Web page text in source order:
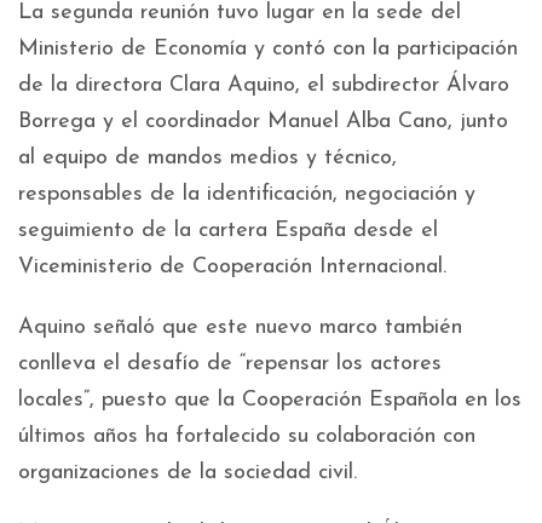
La segunda reunión tuvo lugar en la sede del
Ministerio de Economía y contó con la participación
de la directora Clara Aquino, el subdirector Álvaro
Borrega y el coordinador Manuel Alba Cano, junto
al equipo de mandos medios y técnico,
responsables de la identificación, negociación y
seguimiento de la cartera España desde el
Viceministerio de Cooperación Internacional.
Aquino señaló que este nuevo marco también
conlleva el desafío de “repensar los actores
locales”, puesto que la Cooperación Española en los
últimos años ha fortalecido su colaboración con
organizaciones de la sociedad civil.